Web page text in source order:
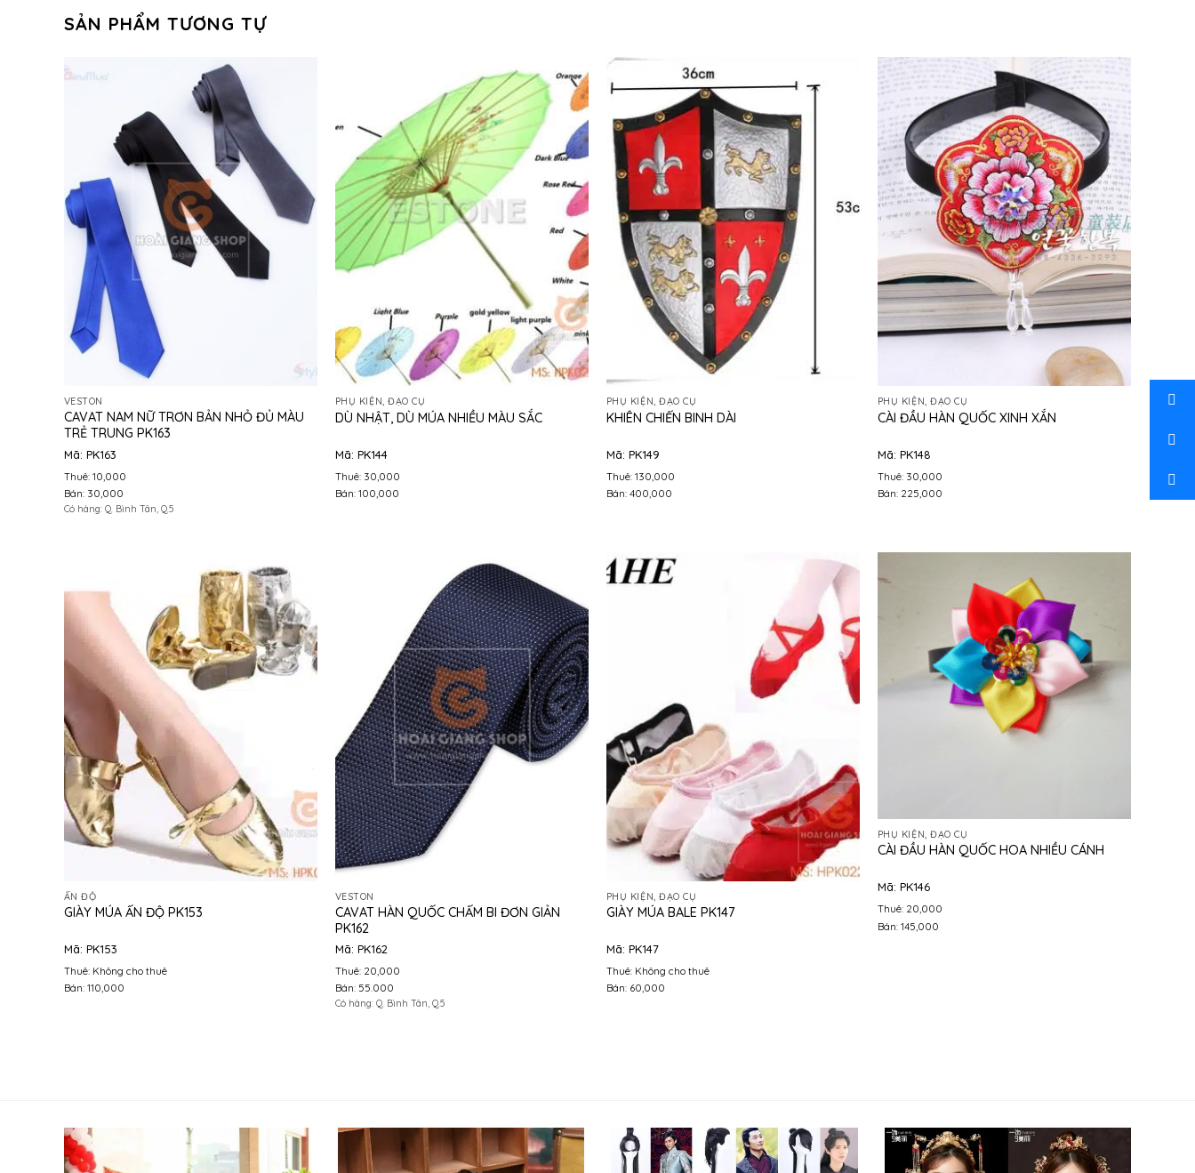
SẢN PHẨM TƯƠNG TỰ
VESTON
CAVAT NAM NỮ TRƠN BẢN NHỎ ĐỦ MÀU
TRẺ TRUNG PK163
Mã: PK163
Thuê: 10,000
Bán: 30,000
Có hàng: Q. Bình Tân, Q.5
PHỤ KIỆN, ĐẠO CỤ
DÙ NHẬT, DÙ MÚA NHIỀU MÀU SẮC
Mã: PK144
Thuê: 30,000
Bán: 100,000
PHỤ KIỆN, ĐẠO CỤ
KHIÊN CHIẾN BINH DÀI
Mã: PK149
Thuê: 130,000
Bán: 400,000
PHỤ KIỆN, ĐẠO CỤ
CÀI ĐẦU HÀN QUỐC XINH XẮN
Mã: PK148
Thuê: 30,000
Bán: 225,000
ẤN ĐỘ
GIÀY MÚA ẤN ĐỘ PK153
Mã: PK153
Thuê: Không cho thuê
Bán: 110,000
VESTON
CAVAT HÀN QUỐC CHẤM BI ĐƠN GIẢN
PK162
Mã: PK162
Thuê: 20,000
Bán: 55.000
Có hàng: Q. Bình Tân, Q.5
PHỤ KIỆN, ĐẠO CỤ
GIÀY MÚA BALE PK147
Mã: PK147
Thuê: Không cho thuê
Bán: 60,000
PHỤ KIỆN, ĐẠO CỤ
CÀI ĐẦU HÀN QUỐC HOA NHIỀU CÁNH
Mã: PK146
Thuê: 20,000
Bán: 145,000